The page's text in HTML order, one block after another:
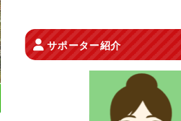
サポーター紹介